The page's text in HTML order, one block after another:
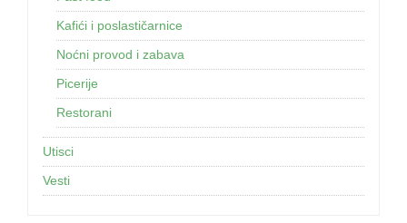
Kafići i poslastičarnice
Noćni provod i zabava
Picerije
Restorani
Utisci
Vesti